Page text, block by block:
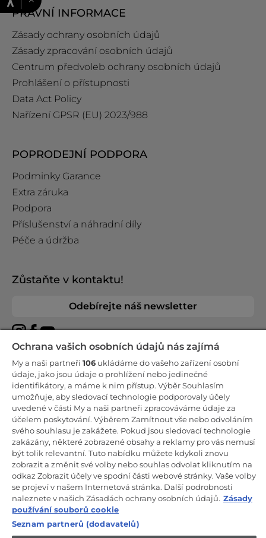
PRÁVNÍ INFORMACE
Zásady ochrany osobních údajů
Zásady zpracování osobních údajů
Centrum předvoleb ochrany osobních údajů
Prohlášení o přístupnosti
Data Act Policy
Nařízení GPSR (EU) 2023/988
POPRODEJNÍ PODPORA
Podminky Garance
Extra záruka
Podpora
Příslušenství a náhradní díly
Péče a údržba
Zůstaňte v kontaktu!
Odebírejte náš newsletter
CANDY HOOVER GROUP S.r.I. - Jediný akcionář - SÍDLO
SPOLEČNOSTI: Via Comolli, 57 - 20861 Brugherio (Monza Brianza) -
Itálie - ADMINISTRATIVNÍ KANCELÁŘE: Via Privata Eden Fumagalli
snc - 20861 Brugherio (Monza Brianza) a Via Trento č. 20/A-22 -
20871 Vimercate (Monza Brianza) - Itálie - Tel.: +39.039.2086.1 - Fax:
+39.039.2086.237 - Základní kapitál 35 000 000,00 € plně splacený -
IČ a číslo zápisu v obchodním rejstříku Milán-Monza-Brianza-Lodi
04666310158 - DIČ 00786860965 - Číslo REA (Ekonomicko-správní
rejstřík): MB-1033934 - Autorizace IT AEOF 211870 - Společnost
podléhající řídicím a koordinačním činnostem společnosti Candy
S.p.A.
CZ / Česká republika
Ochrana vašich osobních údajů nás zajímá
My a naši partneři 106 ukládáme do vašeho zařízení osobní
údaje, jako jsou údaje o prohlížení nebo jedinečné
identifikátory, a máme k nim přístup. Výběr Souhlasím
umožňuje, aby sledovací technologie podporovaly účely
uvedené v části My a naši partneři zpracováváme údaje za
účelem poskytování. Výběrem Zamítnout vše nebo odvoláním
svého souhlasu je zakážete. Pokud jsou sledovací technologie
zakázány, některé zobrazené obsahy a reklamy pro vás nemusí
být tolik relevantní. Tuto nabídku můžete kdykoli znovu
zobrazit a změnit své volby nebo souhlas odvolat kliknutím na
odkaz Zobrazit účely ve spodní části webové stránky. Vaše volby
se projeví v našem Internetová stránka. Další podrobnosti
naleznete v našich Zásadách ochrany osobních údajů. Zásady
používání souborů cookie
Seznam partnerů (dodavatelů)